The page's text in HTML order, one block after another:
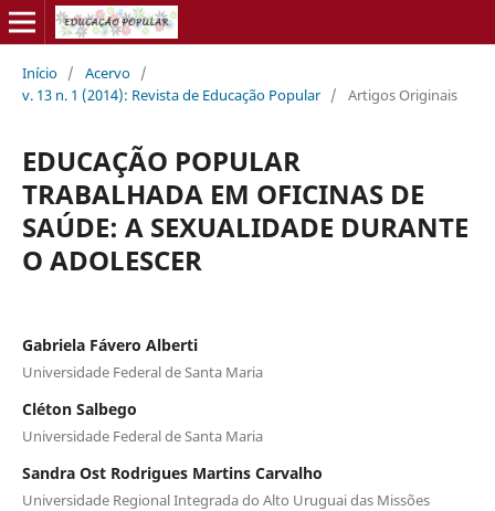
Início / Acervo /
v. 13 n. 1 (2014): Revista de Educação Popular / Artigos Originais
EDUCAÇÃO POPULAR
TRABALHADA EM OFICINAS DE
SAÚDE: A SEXUALIDADE DURANTE
O ADOLESCER
Gabriela Fávero Alberti
Universidade Federal de Santa Maria
Cléton Salbego
Universidade Federal de Santa Maria
Sandra Ost Rodrigues Martins Carvalho
Universidade Regional Integrada do Alto Uruguai das Missões